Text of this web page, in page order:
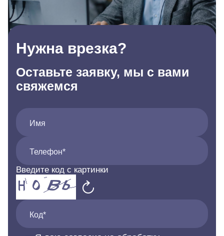
Нужна врезка?
Оставьте заявку, мы с вами
свяжемся
Имя
Телефон*
Введите код с картинки
Код*